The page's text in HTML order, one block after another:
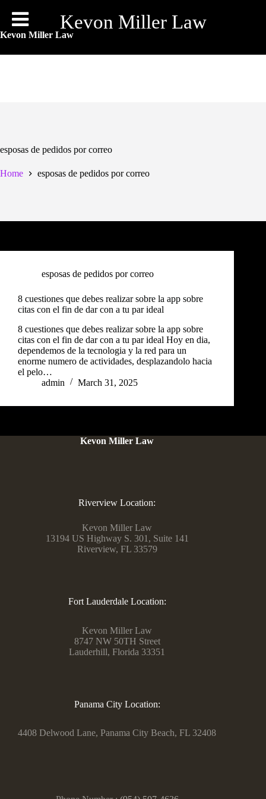
Kevon Miller Law
content
Kevon Miller Law
esposas de pedidos por correo
Home esposas de pedidos por correo
esposas de pedidos por correo
8 cuestiones que debes realizar sobre la app sobre
citas con el fin de dar con a tu par ideal
8 cuestiones que debes realizar sobre la app sobre
citas con el fin de dar con a tu par ideal Hoy en dia,
dependemos de la tecnologia y la red para un
enorme numero de actividades, desplazandolo hacia
el pelo…
admin
March 31, 2025
Kevon Miller Law
Riverview Location:
Kevon Miller Law
13194 US Highway S. 301, Suite 141
Riverview, FL 33579
Fort Lauderdale Location:
Kevon Miller Law
8747 NW 50TH Street
Lauderhill, Florida 33351
Panama City Location:
4408 Delwood Lane, Panama City Beach, FL 32408